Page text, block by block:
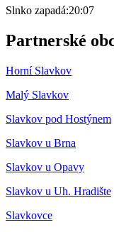
Slnko zapadá:20:07
Partnerské
Horní Slavkov
Malý Slavkov
Slavkov pod Hostýnem
Slavkov u Brna
Slavkov u Opavy
Slavkov u Uh. Hradište
Slavkovce